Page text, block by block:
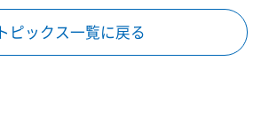
トピックス一覧に戻る